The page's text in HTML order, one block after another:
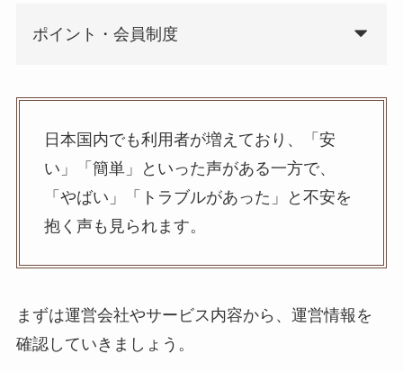
ポイント・会員制度
日本国内でも利用者が増えており、「安
い」「簡単」といった声がある一方で、
「やばい」「トラブルがあった」と不安を
抱く声も見られます。
まずは運営会社やサービス内容から、運営情報を
確認していきましょう。